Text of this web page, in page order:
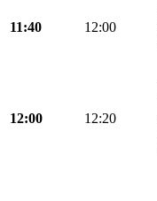
11:40 12:00
12:00 12:20